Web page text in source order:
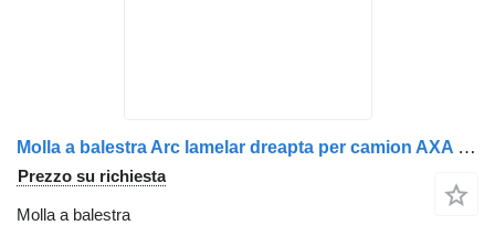
Molla a balestra Arc lamelar dreapta per camion AXA motrica Renault
Prezzo su richiesta
Molla a balestra